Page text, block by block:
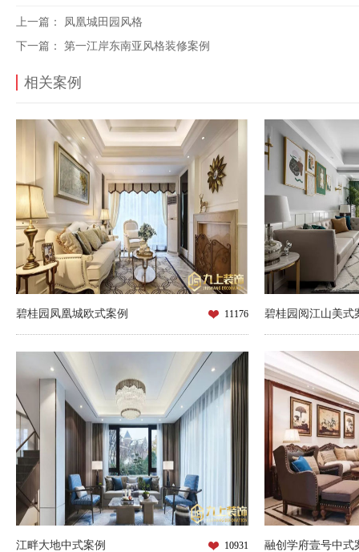
上一篇：
凤凰城田园风格
下一篇： 第一江岸东南亚风格装修案例
相关案例
碧桂园凤凰城欧式案例 11176 碧桂园阅江山美式
江畔大地中式案例 10931 融创学府壹号中式